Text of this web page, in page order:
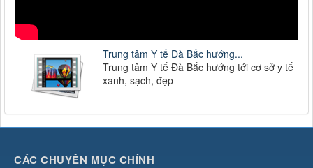
Trung tâm Y tế Đà Bắc hướng...
Trung tâm Y tế Đà Bắc hướng tới cơ sở y tế
xanh, sạch, đẹp
CÁC CHUYÊN MỤC CHÍNH